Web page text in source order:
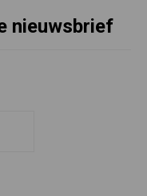
nieuwsbrief